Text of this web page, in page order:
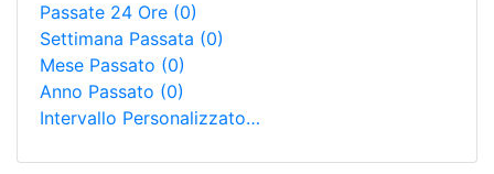
Passate 24 Ore (0)
Settimana Passata (0)
Mese Passato (0)
Anno Passato (0)
Intervallo Personalizzato…